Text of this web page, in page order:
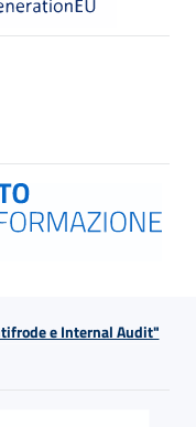
e Internal Audit"